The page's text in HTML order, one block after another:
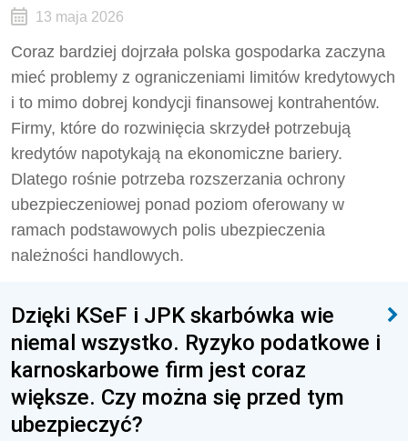
13 maja 2026
Coraz bardziej dojrzała polska gospodarka zaczyna
mieć problemy z ograniczeniami limitów kredytowych
i to mimo dobrej kondycji finansowej kontrahentów.
Firmy, które do rozwinięcia skrzydeł potrzebują
kredytów napotykają na ekonomiczne bariery.
Dlatego rośnie potrzeba rozszerzania ochrony
ubezpieczeniowej ponad poziom oferowany w
ramach podstawowych polis ubezpieczenia
należności handlowych.
Dzięki KSeF i JPK skarbówka wie
niemal wszystko. Ryzyko podatkowe i
karnoskarbowe firm jest coraz
większe. Czy można się przed tym
ubezpieczyć?